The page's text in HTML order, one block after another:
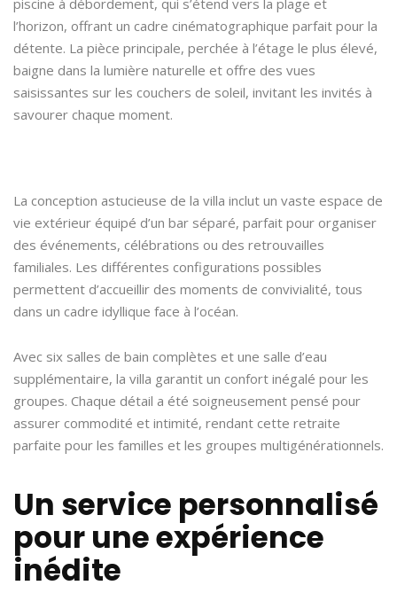
l’horizon, offrant un cadre cinématographique parfait pour la
détente. La pièce principale, perchée à l’étage le plus élevé,
baigne dans la lumière naturelle et offre des vues
saisissantes sur les couchers de soleil, invitant les invités à
savourer chaque moment.
La conception astucieuse de la villa inclut un vaste espace de
vie extérieur équipé d’un bar séparé, parfait pour organiser
des événements, célébrations ou des retrouvailles
familiales. Les différentes configurations possibles
permettent d’accueillir des moments de convivialité, tous
dans un cadre idyllique face à l’océan.
Avec six salles de bain complètes et une salle d’eau
supplémentaire, la villa garantit un confort inégalé pour les
groupes. Chaque détail a été soigneusement pensé pour
assurer commodité et intimité, rendant cette retraite
parfaite pour les familles et les groupes multigénérationnels.
Un service personnalisé
pour une expérience
inédite